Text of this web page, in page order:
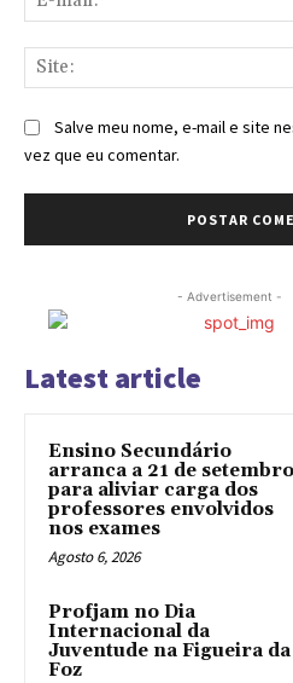
Salve meu nome, e-mail e site
vez que eu comentar.
- Advertisement -
Latest article
Ensino Secundário
arranca a 21 de setembro
para aliviar carga dos
professores envolvidos
nos exames
Agosto 6, 2026
Profjam no Dia
Internacional da
Juventude na Figueira da
Foz